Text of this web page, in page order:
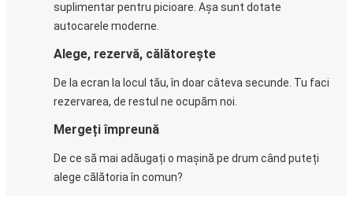
suplimentar pentru picioare. Așa sunt dotate
autocarele moderne.
Alege, rezervă, călătorește
De la ecran la locul tău, în doar câteva secunde. Tu faci
rezervarea, de restul ne ocupăm noi.
Mergeți împreună
De ce să mai adăugați o mașină pe drum când puteți
alege călătoria în comun?